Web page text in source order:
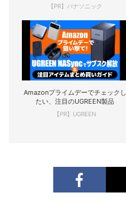
【PR】パナソニック
Amazonプライムデーでチェックし
たい、注目のUGREEN製品
【PR】UGREEN